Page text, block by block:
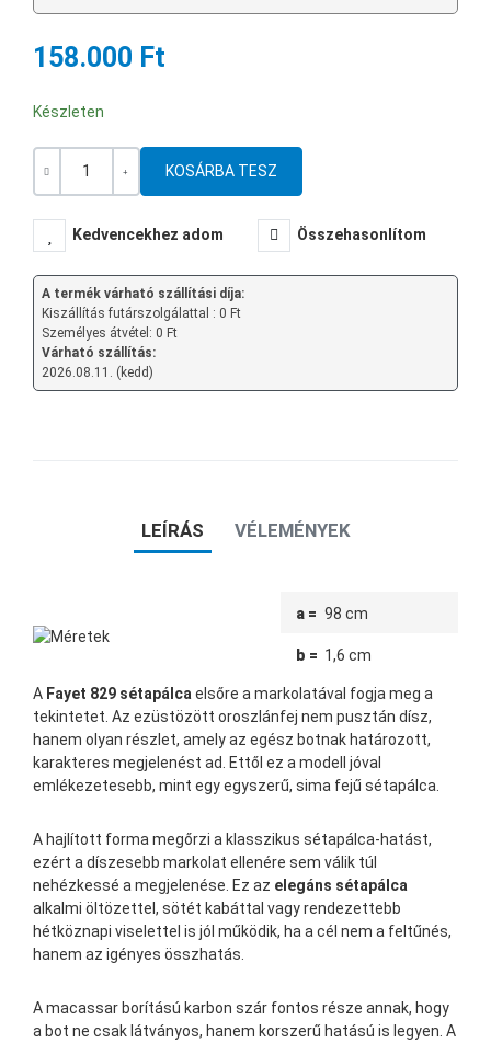
158.000 Ft
Készleten
Mennyiség
Kedvencekhez adom Összehasonlítom
A termék várható szállítási díja:
Kiszállítás futárszolgálattal : 0 Ft
Személyes átvétel: 0 Ft
Várható szállítás:
2026.08.11. (kedd)
LEÍRÁS VÉLEMÉNYEK
a = 98 cm
b = 1,6 cm
A Fayet 829 sétapálca elsőre a markolatával fogja meg a
tekintetet. Az ezüstözött oroszlánfej nem pusztán dísz,
hanem olyan részlet, amely az egész botnak határozott,
karakteres megjelenést ad. Ettől ez a modell jóval
emlékezetesebb, mint egy egyszerű, sima fejű sétapálca.
A hajlított forma megőrzi a klasszikus sétapálca-hatást,
ezért a díszesebb markolat ellenére sem válik túl
nehézkessé a megjelenése. Ez az elegáns sétapálca
alkalmi öltözettel, sötét kabáttal vagy rendezettebb
hétköznapi viselettel is jól működik, ha a cél nem a feltűnés,
hanem az igényes összhatás.
A macassar borítású karbon szár fontos része annak, hogy
a bot ne csak látványos, hanem korszerű hatású is legyen. A